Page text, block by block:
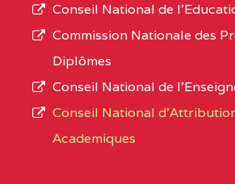
CENTRE
COLLEGE
DE
CENTRE
COLLEGE
L’offre
d’éducation
de
Conseil National de
Commission Nationale des
Diplômes
Conseil National de
Conseil National
Academiques